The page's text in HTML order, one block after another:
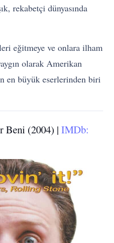
rekabetçi dünyasında
eğitmeye ve onlara ilham
olarak Amerikan
en büyük eserlerinden biri
Beni (2004) |IMDb: